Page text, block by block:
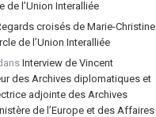
de l’Union Interalliée
croisés de Marie-Christine
de l’Union Interalliée
Interview de Vincent
des Archives diplomatiques et
adjointe des Archives
de l’Europe et des Affaires